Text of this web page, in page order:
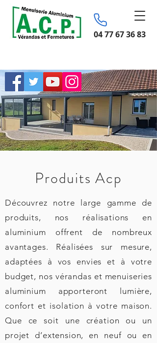
04 77 67 36 83
Produits Acp
Découvrez notre large gamme de
produits, nos réalisations en
aluminium offrent de nombreux
avantages. Réalisées sur mesure,
adaptées à vos envies et à votre
budget, nos vérandas et menuiseries
aluminium apporteront lumière,
confort et isolation à votre maison.
Que ce soit une création ou un
projet d’extension, en neuf ou en